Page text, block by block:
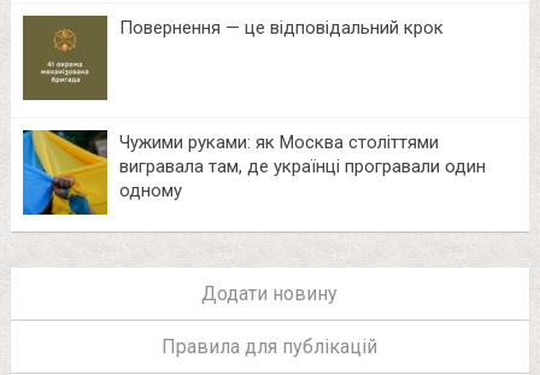
Повернення — це відповідальний крок
Чужими руками: як Москва століттями
вигравала там, де українці програвали один
одному
Додати новину
Правила для публікацій